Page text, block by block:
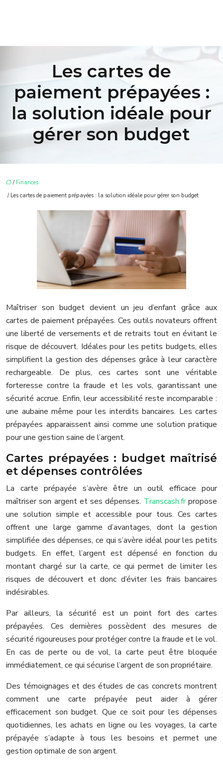
Les cartes de
paiement prépayées :
la solution idéale pour
gérer son budget
/ Finances
/ Les cartes de paiement prépayées : la solution idéale pour gérer son budget
Maîtriser son budget devient un jeu d’enfant grâce aux
cartes de paiement prépayées. Ces outils novateurs offrent
une liberté de versements et de retraits tout en évitant le
risque de découvert. Idéales pour les petits budgets, elles
simplifient la gestion des dépenses grâce à leur caractère
rechargeable. De plus, ces cartes sont une véritable
forteresse contre la fraude et les vols, garantissant une
sécurité accrue. Enfin, leur accessibilité reste incomparable :
une aubaine même pour les interdits bancaires. Les cartes
prépayées apparaissent ainsi comme une solution pratique
pour une gestion saine de l’argent.
Cartes prépayées : budget maîtrisé
et dépenses contrôlées
La carte prépayée s’avère être un outil efficace pour
maîtriser son argent et ses dépenses. Transcash.frpropose
une solution simple et accessible pour tous. Ces cartes
offrent une large gamme d’avantages, dont la gestion
simplifiée des dépenses, ce qui s’avère idéal pour les petits
budgets. En effet, l’argent est dépensé en fonction du
montant chargé sur la carte, ce qui permet de limiter les
risques de découvert et donc d’éviter les frais bancaires
indésirables.
Par ailleurs, la sécurité est un point fort des cartes
prépayées. Ces dernières possèdent des mesures de
sécurité rigoureuses pour protéger contre la fraude et le vol.
En cas de perte ou de vol, la carte peut être bloquée
immédiatement, ce qui sécurise l’argent de son propriétaire.
Des témoignages et des études de cas concrets montrent
comment une carte prépayée peut aider à gérer
efficacement son budget. Que ce soit pour les dépenses
quotidiennes, les achats en ligne ou les voyages, la carte
prépayée s’adapte à tous les besoins et permet une
gestion optimale de son argent.